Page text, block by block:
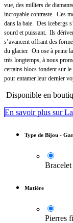
vue, des milliers de
incroyable contraste. Ces
dans la baie. Des icebergs
sourd et puissant. Ils
s’avancent offrant des
du glacier. On ose à peine
très longtemps, à nous
certains blocs fondent sur le
pour entamer leur dernier
Disponible en
En savoir plus sur
Type de Bijou -
Bracelet
Matière
Pierres